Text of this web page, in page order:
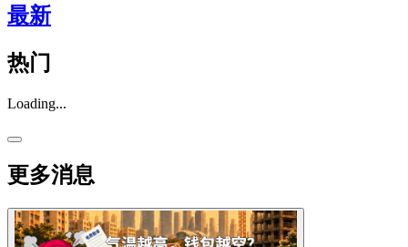
最新
热门
Loading...
更多消息